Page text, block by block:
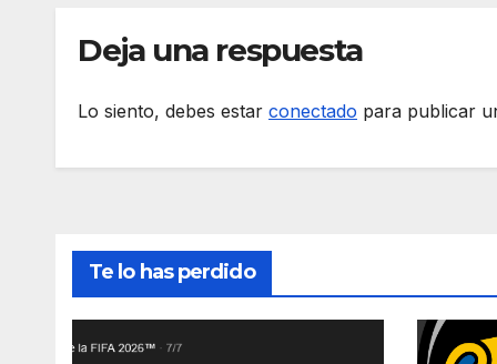
Deja una respuesta
Lo siento, debes estar conectado para publicar
Te lo has perdido